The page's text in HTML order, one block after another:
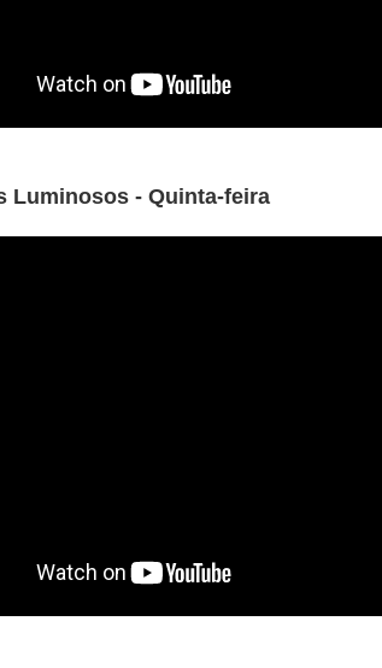
Luminosos - Quinta-feira